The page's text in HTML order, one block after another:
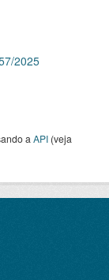
2025
a API (veja